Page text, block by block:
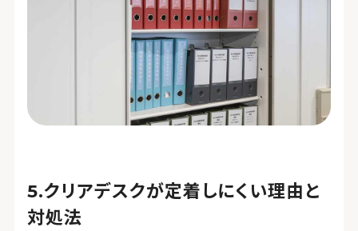
クリアデスクが定着しにくい理由と
対処法